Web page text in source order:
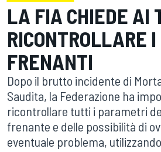
LA FIA CHIEDE AI
RICONTROLLARE
FRENANTI
Dopo il brutto incidente di
Saudita, la Federazione ha
ricontrollare tutti i parametri
frenante e delle possibilità di
eventuale problema,